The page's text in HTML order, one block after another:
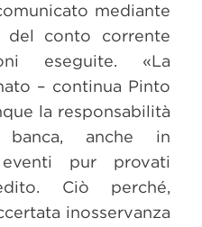
mediante
conto corrente
eseguite. «La
– continua Pinto
la responsabilità
banca, anche in
pur provati
Ciò perché,
inosservanza